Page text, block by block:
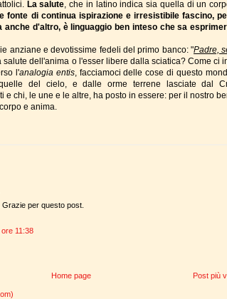
La salute , che in latino indica sia quella di un
fonte di continua ispirazione e irresistibile fascino,
anche d'altro, è linguaggio ben inteso che sa
anziane e devotissime fedeli del primo banco: "Padre,
salute dell'anima o l'esser libere dalla sciatica? Come ci
l'analogia entis, facciamoci delle cose di questo
del cielo, e dalle orme terrene lasciate dal
e chi, le une e le altre, ha posto in essere: per il nostro
, corpo e anima.
per questo post.
11:38
Post più
Home page